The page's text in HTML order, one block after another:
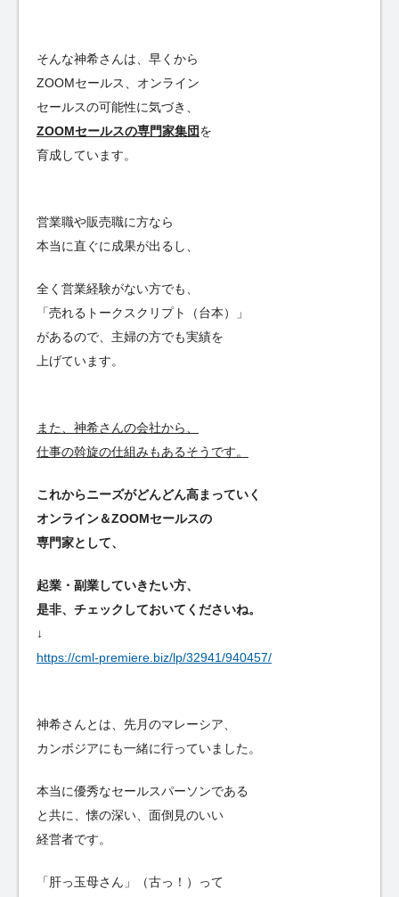
そんな神希さんは、早くから
ZOOMセールス、オンライン
セールスの可能性に気づき、
ZOOMセールスの専門家集団を
育成しています。
営業職や販売職に方なら
本当に直ぐに成果が出るし、
全く営業経験がない方でも、
「売れるトークスクリプト（台本）」
があるので、主婦の方でも実績を
上げています。
また、神希さんの会社から、
仕事の斡旋の仕組みもあるそうです。
これからニーズがどんどん高まっていく
オンライン＆ZOOMセールスの
専門家として、
起業・副業していきたい方、
是非、チェックしておいてくださいね。
↓
https://cml-premiere.biz/lp/32941/940457/
神希さんとは、先月のマレーシア、
カンボジアにも一緒に行っていました。
本当に優秀なセールスパーソンである
と共に、懐の深い、面倒見のいい
経営者です。
「肝っ玉母さん」（古っ！）って